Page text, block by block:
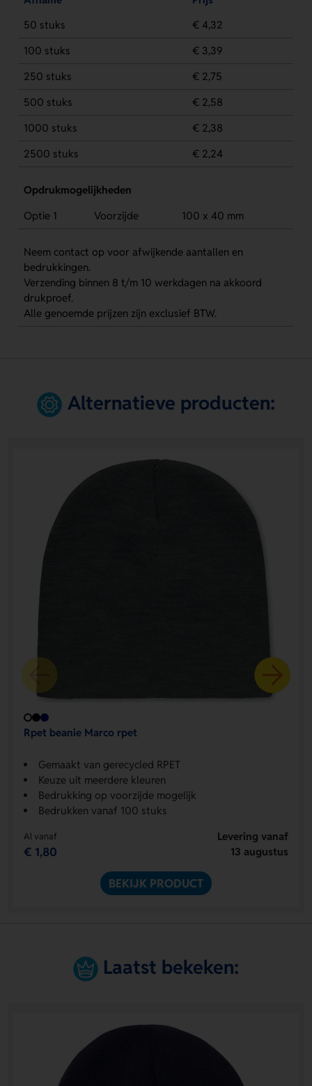
50 stuks
€ 4,32
100 stuks
€ 3,39
250 stuks
€ 2,75
500 stuks
€ 2,58
1000 stuks
€ 2,38
2500 stuks
€ 2,24
Opdrukmogelijkheden
Optie 1
Voorzijde 100 x 40 mm
Neem contact op voor afwijkende aantallen en
bedrukkingen.
Verzending binnen 8 t/m 10 werkdagen na akkoord
drukproef.
Alle genoemde prijzen zijn exclusief BTW.
Alternatieve producten:
Rpet beanie Marco rpet
Gemaakt van gerecycled RPET
Keuze uit meerdere kleuren
Bedrukking op voorzijde mogelijk
Bedrukken vanaf 100 stuks
Al vanaf
€ 1,80
Levering vanaf
13 augustus
BEKIJK PRODUCT
Laatst bekeken: